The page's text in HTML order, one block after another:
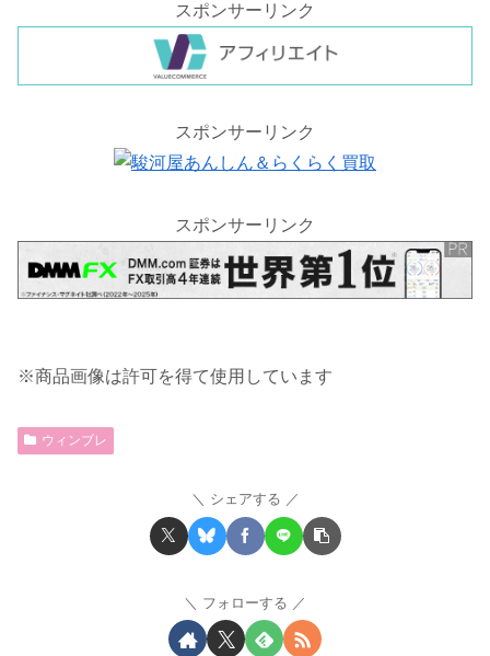
スポンサーリンク
スポンサーリンク
スポンサーリンク
※商品画像は許可を得て使用しています
ウィンブレ
シェアする
フォローする